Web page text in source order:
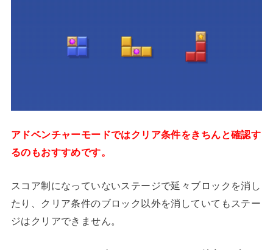
アドベンチャーモードではクリア条件をきちんと確認す
るのもおすすめです。
スコア制になっていないステージで延々ブロックを消し
たり、クリア条件のブロック以外を消していてもステー
ジはクリアできません。